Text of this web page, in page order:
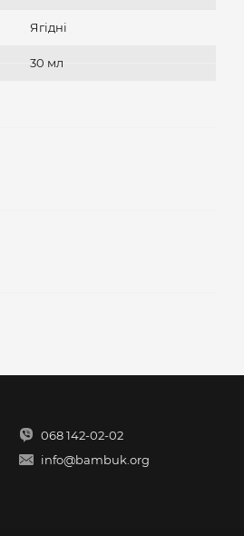
Ягідні
30 мл
068 142-02-02
info@bambuk.org